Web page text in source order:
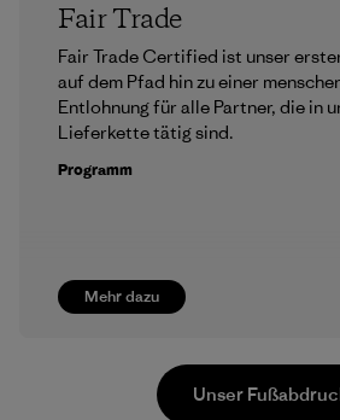
Mehr dazu
Fair Trade
Fair Trade Certified ist unser
auf dem Pfad hin zu einer
Entlohnung für alle Partner, die in
Lieferkette tätig sind.
Programm
Unser